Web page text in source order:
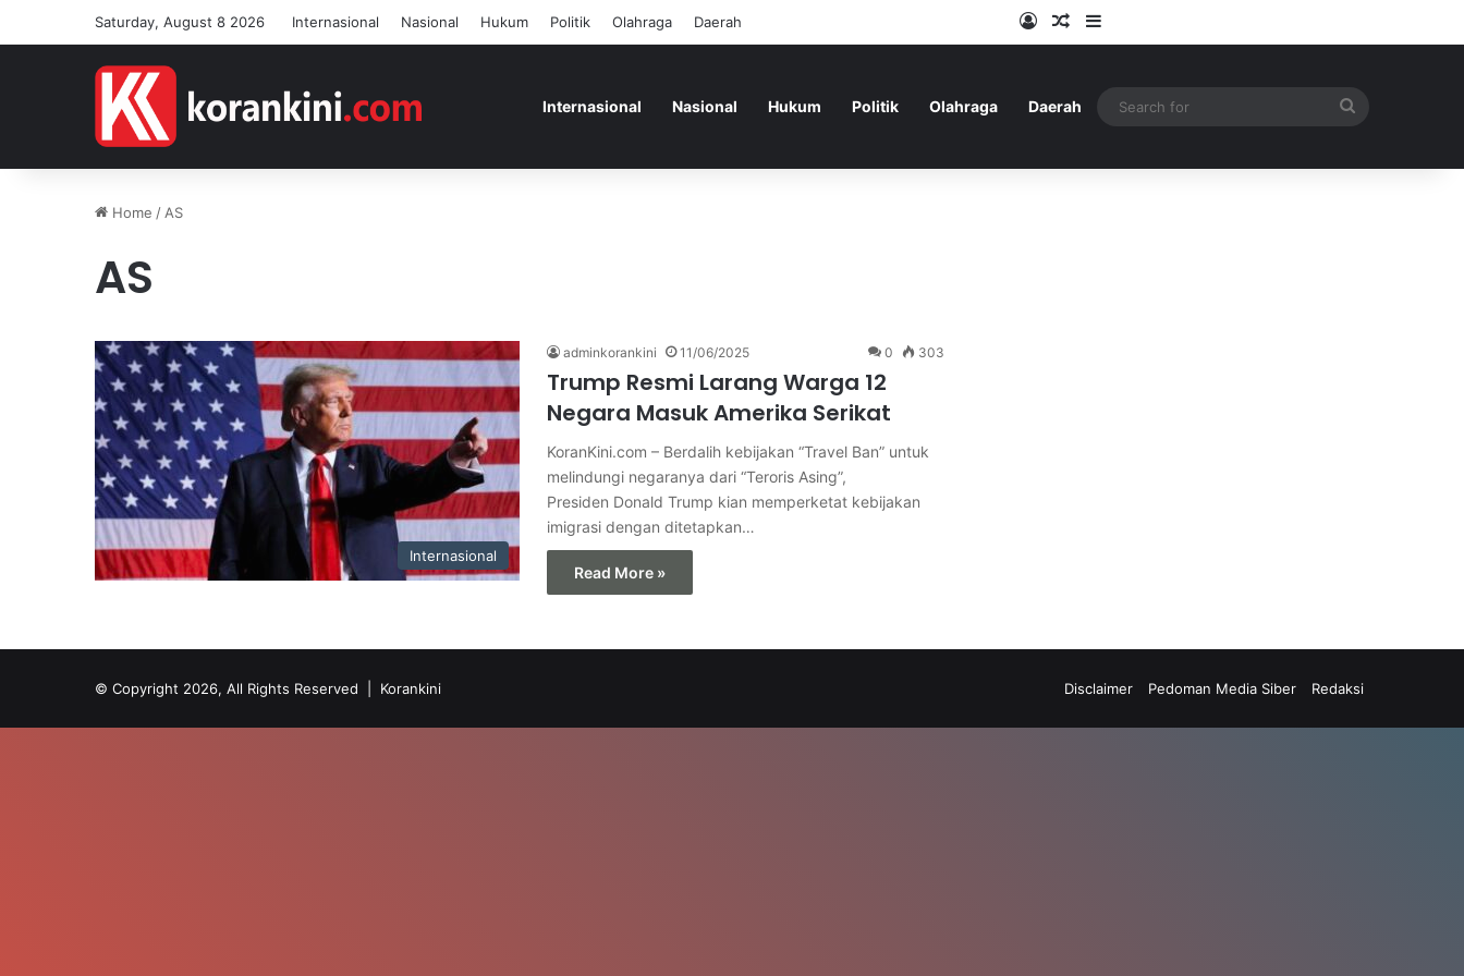
Saturday, August 8 2026 Internasional Nasional Hukum Politik Olahraga Daerah Log InRandom Article
Internasional Nasional Hukum Politik Olahraga Daerah
Home / AS
AS
Internasional
adminkorankini 11/06/2025 0 303
Trump Resmi Larang Warga 12
Negara Masuk Amerika Serikat
KoranKini.com – Berdalih kebijakan “Travel Ban” untuk
melindungi negaranya dari “Teroris Asing”,
Presiden Donald Trump kian memperketat kebijakan
imigrasi dengan ditetapkan…
Read More »
© Copyright 2026, All Rights Reserved | Korankini Disclaimer Pedoman Media Siber Redaksi